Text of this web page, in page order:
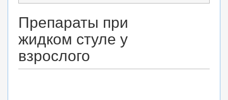
Препараты при
жидком стуле у
взрослого